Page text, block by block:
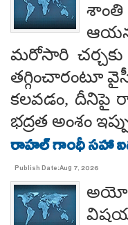
శాంతి
ఆయన
మరోసారి చర్చకు
తగ్గించారంటూ
కలవడం, దీనిపై
భద్రత అంశం
రాహల్ గాంధీ సహా
Publish Date:Aug 7, 2026